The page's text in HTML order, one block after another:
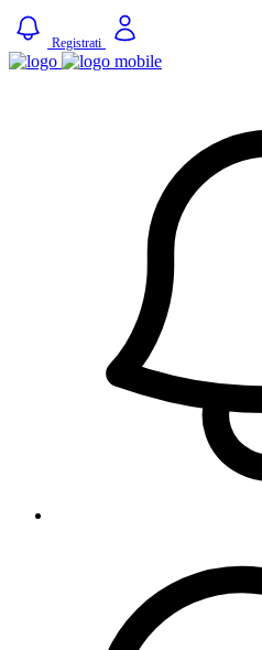
Registrati